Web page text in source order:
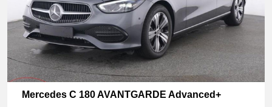
Mercedes C 180 AVANTGARDE Advanced+